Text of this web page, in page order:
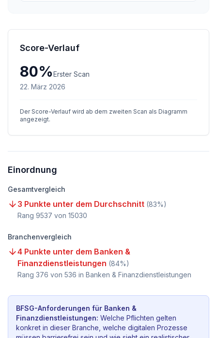
Score-Verlauf
80%Erster Scan
22. März 2026
Der Score-Verlauf wird ab dem zweiten Scan als Diagramm
angezeigt.
Einordnung
Gesamtvergleich
3 Punkte unter dem Durchschnitt (83%)
Rang 9537 von 15030
Branchenvergleich
4 Punkte unter dem Banken &
Finanzdienstleistungen (84%)
Rang 376 von 536 in Banken & Finanzdienstleistungen
BFSG-Anforderungen für Banken &
Finanzdienstleistungen: Welche Pflichten gelten
konkret in dieser Branche, welche digitalen Prozesse